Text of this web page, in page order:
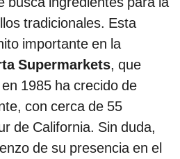
tradicionales. Esta
importante en la
Supermarkets, que
1985 ha crecido de
con cerca de 55
de California. Sin duda,
de su presencia en el